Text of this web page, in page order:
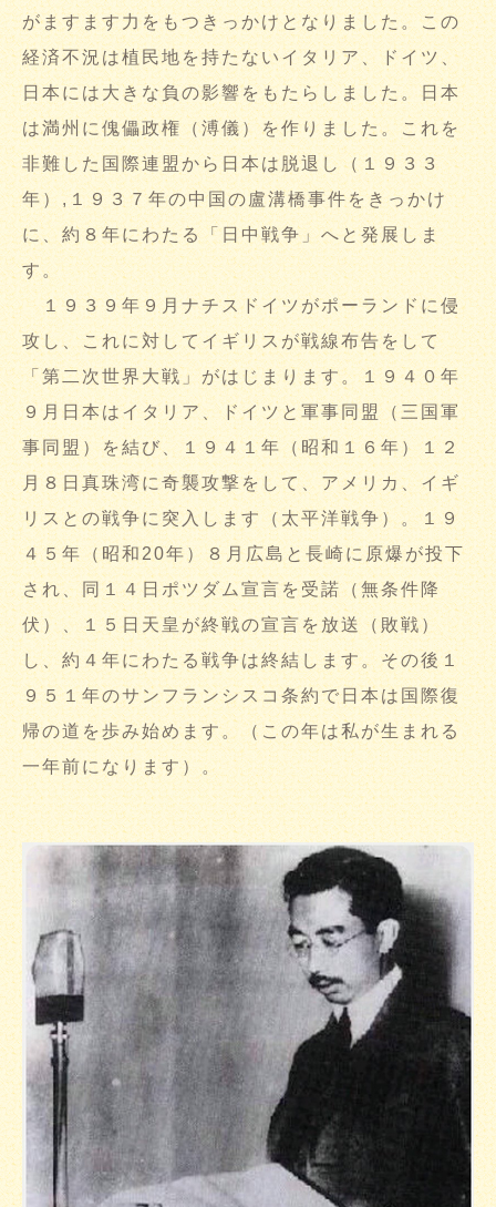
がますます力をもつきっかけとなりました。この
経済不況は植民地を持たないイタリア、ドイツ、
日本には大きな負の影響をもたらしました。日本
は満州に傀儡政権（溥儀）を作りました。これを
非難した国際連盟から日本は脱退し（１９３３
年）,１９３７年の中国の盧溝橋事件をきっかけ
に、約８年にわたる「日中戦争」へと発展しま
す。
１９３９年９月ナチスドイツがポーランドに侵
攻し、これに対してイギリスが戦線布告をして
「第二次世界大戦」がはじまります。１９４０年
９月日本はイタリア、ドイツと軍事同盟（三国軍
事同盟）を結び、１９４１年（昭和１６年）１２
月８日真珠湾に奇襲攻撃をして、アメリカ、イギ
リスとの戦争に突入します（太平洋戦争）。１９
４５年（昭和20年）８月広島と長崎に原爆が投下
され、同１４日ポツダム宣言を受諾（無条件降
伏）、１５日天皇が終戦の宣言を放送（敗戦）
し、約４年にわたる戦争は終結します。その後１
９５１年のサンフランシスコ条約で日本は国際復
帰の道を歩み始めます。（この年は私が生まれる
一年前になります）。